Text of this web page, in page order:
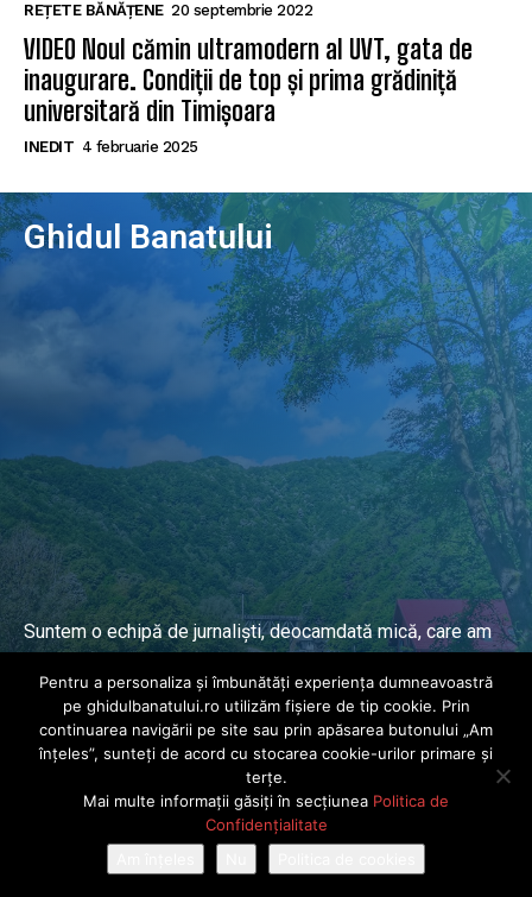
REȚETE BĂNĂȚENE 20 septembrie 2022
VIDEO Noul cămin ultramodern al UVT, gata de
inaugurare. Condiții de top și prima grădiniță
universitară din Timișoara
INEDIT 4 februarie 2025
Ghidul Banatului
Suntem o echipă de jurnaliști, deocamdată mică, care am
ani.
© Ghidul Banatului 2025. Toate drepturile rezervate · Dezvoltat de
Power Media FX
Pentru a personaliza și îmbunătăți experiența dumneavoastră
pe ghidulbanatului.ro utilizăm fișiere de tip cookie. Prin
continuarea navigării pe site sau prin apăsarea butonului „Am
înțeles”, sunteți de acord cu stocarea cookie-urilor primare și
terțe.
Mai multe informații găsiți în secțiunea Politica de
Confidențialitate